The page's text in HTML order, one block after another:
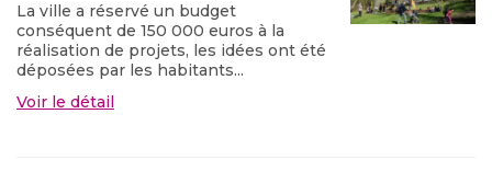
La ville a réservé un budget
conséquent de 150 000 euros à la
réalisation de projets, les idées ont été
déposées par les habitants...
Voir le détail